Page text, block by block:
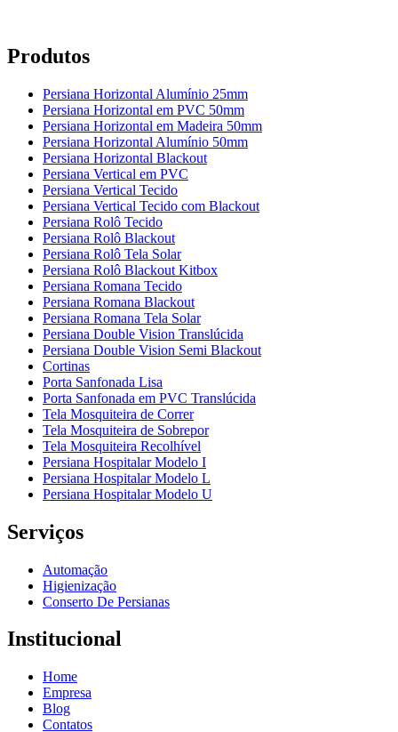
Produtos
Persiana Horizontal Alumínio 25mm
Persiana Horizontal em PVC 50mm
Persiana Horizontal em Madeira 50mm
Persiana Horizontal Alumínio 50mm
Persiana Horizontal Blackout
Persiana Vertical em PVC
Persiana Vertical Tecido
Persiana Vertical Tecido com Blackout
Persiana Rolô Tecido
Persiana Rolô Blackout
Persiana Rolô Tela Solar
Persiana Rolô Blackout Kitbox
Persiana Romana Tecido
Persiana Romana Blackout
Persiana Romana Tela Solar
Persiana Double Vision Translúcida
Persiana Double Vision Semi Blackout
Cortinas
Porta Sanfonada Lisa
Porta Sanfonada em PVC Translúcida
Tela Mosquiteira de Correr
Tela Mosquiteira de Sobrepor
Tela Mosquiteira Recolhível
Persiana Hospitalar Modelo I
Persiana Hospitalar Modelo L
Persiana Hospitalar Modelo U
Serviços
Automação
Higienização
Conserto De Persianas
Institucional
Home
Empresa
Blog
Contatos